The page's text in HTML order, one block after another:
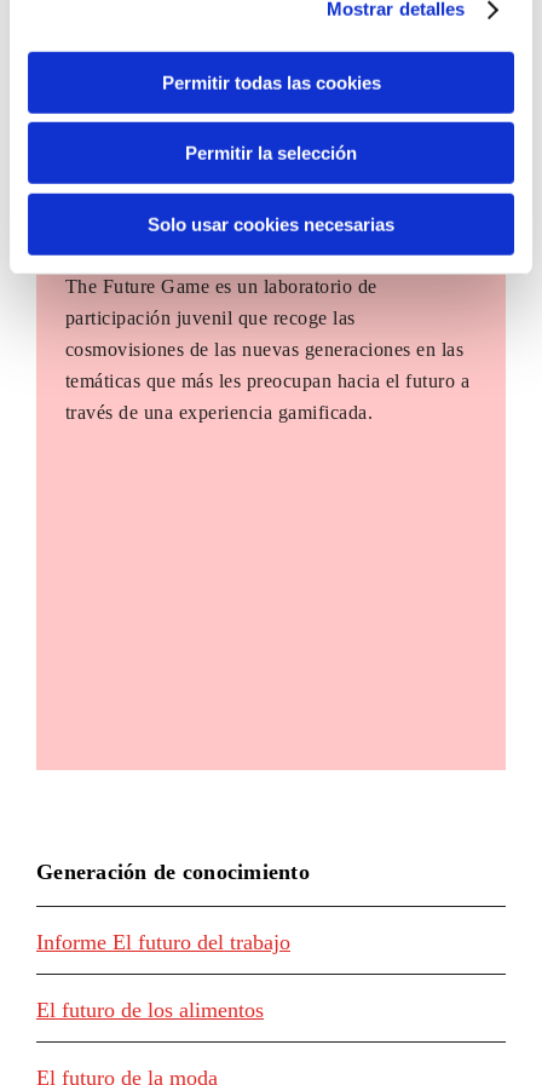
Mostrar detalles
Permitir todas las cookies
Permitir la selección
Solo usar cookies necesarias
The Future Game
The Future Game es un laboratorio de
participación juvenil que recoge las
cosmovisiones de las nuevas generaciones en las
temáticas que más les preocupan hacia el futuro a
través de una experiencia gamificada.
Generación de conocimiento
Informe El futuro del trabajo
El futuro de los alimentos
El futuro de la moda